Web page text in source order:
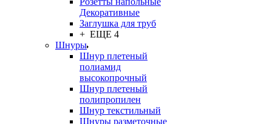
Декоративные
Заглушка для труб
+ ЕЩЕ 4
Шнуры
Шнур плетеный
полиамид
высокопрочный
Шнур плетеный
полипропилен
Шнур текстильный
Шнуры разметочные